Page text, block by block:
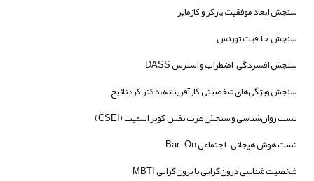
سنجش ابعاد موفقیت پارکر و کازمایر
سنجش خلاقیت تورنس
سنجش افسردگی، اضطراب و استرس DASS
سنجش ویژگی‌های شخصیتی کارآفرینانه، دکتر کردنائیج
تست روان‌شناسی و سنجش عزت نفس کوپر اسمیت (CSEI)
تست هوش هیجانی-اجتماعی Bar-On
شخصیت شناسی درون‌گرایی یا برون‌گرایی MBTI